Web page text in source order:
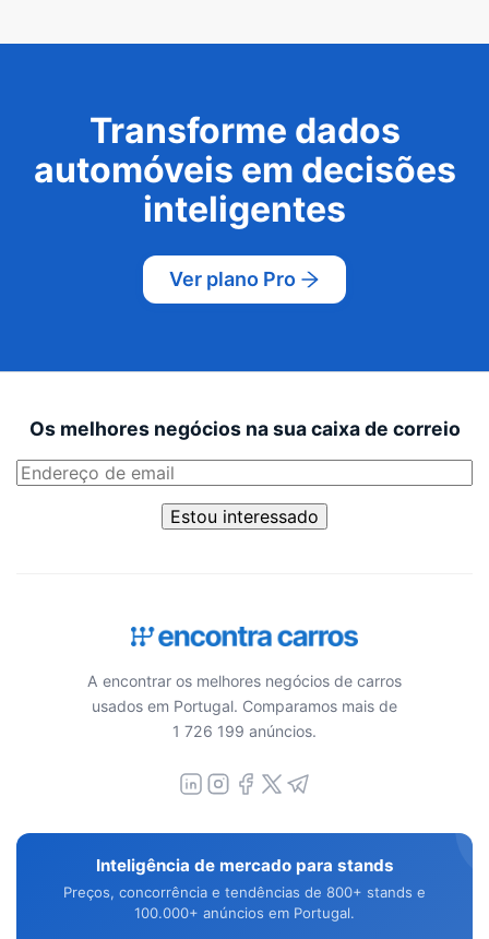
Transforme dados
automóveis em decisões
inteligentes
Ver plano Pro
Os melhores negócios na sua caixa de correio
Estou interessado
A encontrar os melhores negócios de carros
usados em Portugal. Comparamos mais de
1 726 199 anúncios.
Inteligência de mercado para stands
Preços, concorrência e tendências de 800+ stands e
100.000+ anúncios em Portugal.